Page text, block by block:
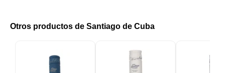
Otros productos de Santiago de Cuba